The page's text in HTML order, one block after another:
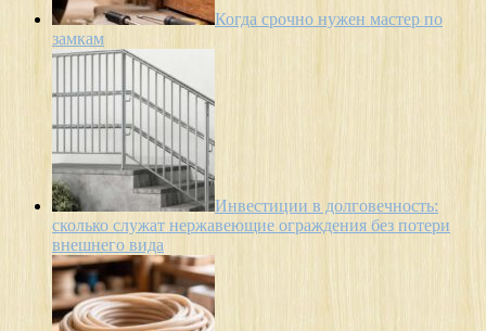
Когда срочно нужен мастер по
замкам
Инвестиции в долговечность:
сколько служат нержавеющие ограждения без потери
внешнего вида